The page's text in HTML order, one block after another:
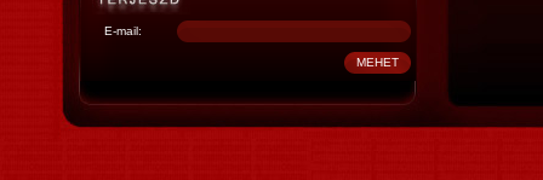
E-mail: